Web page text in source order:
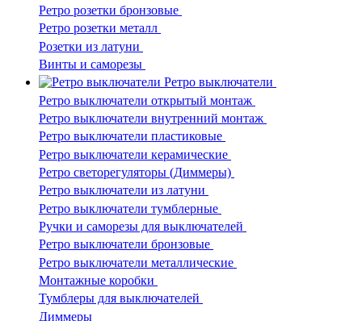
Ретро розетки бронзовые
Ретро розетки металл
Розетки из латуни
Винты и саморезы
Ретро выключатели
Ретро выключатели открытый монтаж
Ретро выключатели внутренний монтаж
Ретро выключатели пластиковые
Ретро выключатели керамические
Ретро светорегуляторы (Диммеры)
Ретро выключатели из латуни
Ретро выключатели тумблерные
Ручки и саморезы для выключателей
Ретро выключатели бронзовые
Ретро выключатели металлические
Монтажные коробки
Тумблеры для выключателей
Диммеры